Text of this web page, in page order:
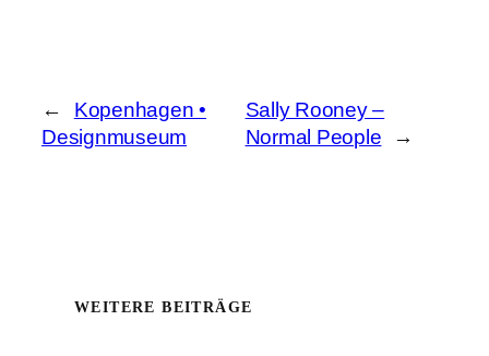
←
Kopenhagen •
Designmuseum
Sally Rooney –
Normal People
→
WEITERE BEITRÄGE